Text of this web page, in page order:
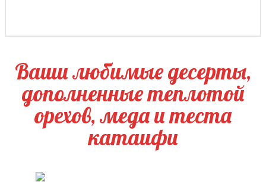
Ваши любимые десерты,
дополненные теплотой
орехов, меда и теста
катаифи